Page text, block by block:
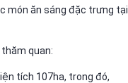
món ăn sáng đặc trưng tại
quan:
tích 107ha, trong đó,